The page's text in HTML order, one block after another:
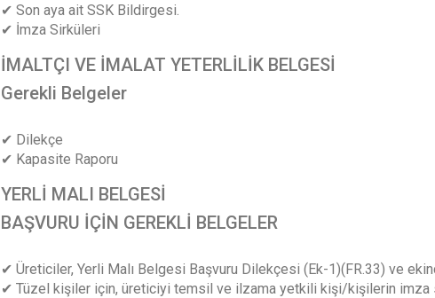
✔ Son aya ait SSK Bildirgesi.
✔ İmza Sirküleri
İMALTÇI VE İMALAT YETERLİLİK BELGESİ
Gerekli Belgeler
✔ Dilekçe
✔ Kapasite Raporu
YERLİ MALI BELGESİ
BAŞVURU İÇİN GEREKLİ BELGELER
✔ Üreticiler, Yerli Malı Belgesi Başvuru Dilekçesi (Ek-1)(FR.33) ve
✔ Tüzel kişiler için, üreticiyi temsil ve ilzama yetkili kişi/kişilerin imza